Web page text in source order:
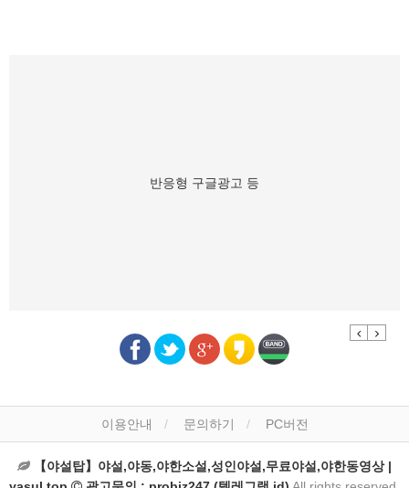
반응형 구글광고 등
Previous
Next
이용안내 문의하기 PC버전
【야설탑】야설,야동,야한소설,성인야설,무료야설,야한동영상 |